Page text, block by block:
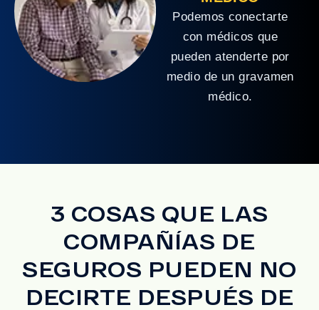
Podemos conectarte
con médicos que
pueden atenderte por
medio de un gravamen
médico.
3 COSAS QUE LAS
COMPAÑÍAS DE
SEGUROS PUEDEN NO
DECIRTE DESPUÉS DE